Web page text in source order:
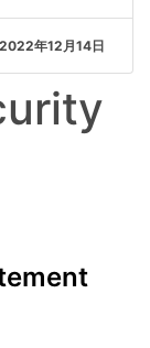
2022年12月14日